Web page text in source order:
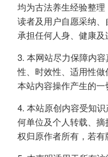
均为古法养生经验整理
读者及用户自愿采纳
承担任何人身、健康及
本网站尽力保障内
性、时效性、适用性
本站内容操作产生的一
本站原创内容受知
何单位及个人转载、
权归原作者所有，若有